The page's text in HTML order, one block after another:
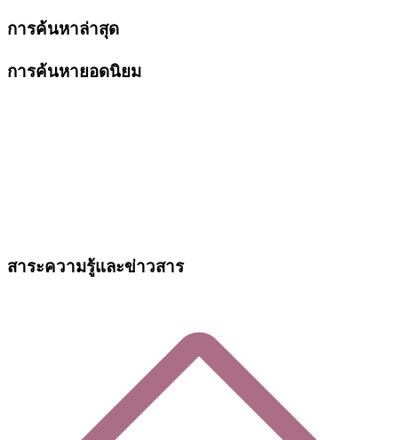
การค้นหาล่าสุด
การค้นหายอดนิยม
สาระความรู้และข่าวสาร